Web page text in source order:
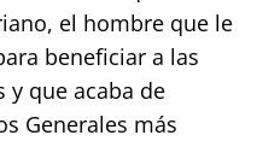
el hombre que le
beneficiar a las
y que acaba de
Generales más